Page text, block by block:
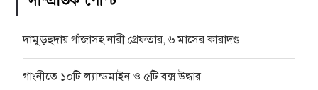
দামুড়হুদায় গাঁজাসহ নারী গ্রেফতার, ৬ মাসের কারাদণ্ড
গাংনীতে ১০টি ল্যান্ডমাইন ও ৫টি বক্স উদ্ধার